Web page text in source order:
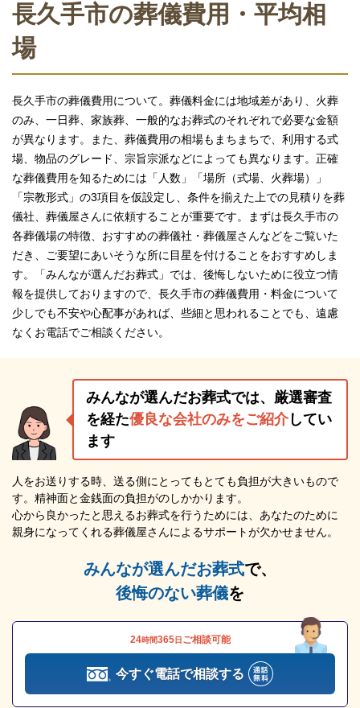
長久手市の葬儀費用・平均相
場
長久手市の葬儀費用について。葬儀料金には地域差があり、火葬
のみ、一日葬、家族葬、一般的なお葬式のそれぞれで必要な金額
が異なります。また、葬儀費用の相場もまちまちで、利用する式
場、物品のグレード、宗旨宗派などによっても異なります。正確
な葬儀費用を知るためには「人数」「場所（式場、火葬場）」
「宗教形式」の3項目を仮設定し、条件を揃えた上での見積りを葬
儀社、葬儀屋さんに依頼することが重要です。まずは長久手市の
各葬儀場の特徴、おすすめの葬儀社・葬儀屋さんなどをご覧いた
だき、ご要望にあいそうな所に目星を付けることをおすすめしま
す。「みんなが選んだお葬式」では、後悔しないために役立つ情
報を提供しておりますので、長久手市の葬儀費用・料金について
少しでも不安や心配事があれば、些細と思われることでも、遠慮
なくお電話でご相談ください。
みんなが選んだお葬式では、厳選審査
を経た優良な会社のみをご紹介してい
ます
人をお送りする時、送る側にとってもとても負担が大きいもので
す。精神面と金銭面の負担がのしかかります。
心から良かったと思えるお葬式を行うためには、あなたのために
親身になってくれる葬儀屋さんによるサポートが欠かせません。
みんなが選んだお葬式で、
後悔のない葬儀を
24時間365日 ご相談可能
今すぐ電話で相談する